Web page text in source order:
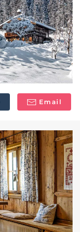
Email